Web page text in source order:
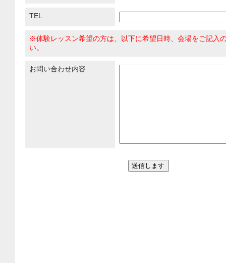
TEL
※体験レッスン希望の方は、以下に希望日時、会場をご記入
い。
お問い合わせ内容